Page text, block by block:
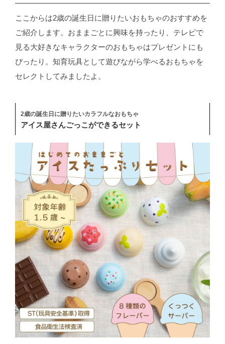
ここからは2歳の誕生日に贈りたいおもちゃのおすすめを
ご紹介します。おままごとに興味を持ったり、テレビで
見る大好きなキャラクターのおもちゃはプレゼントにも
ぴったり。知育玩具として遊びながら学べるおもちゃを
セレクトしてみましたよ。
2歳の誕生日に贈りたいカラフルなおもちゃ
アイス屋さんごっこができるセット